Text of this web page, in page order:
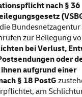
nach § 36
Bundesnetzagentur
zur Beilegung
bei Verlust,
oder
aufgrund einer
§ 18 PostG
am